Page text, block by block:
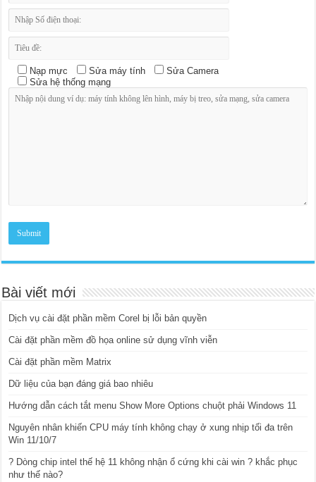
Nạp mực Sửa máy tính
Sửa Camera
Sửa hệ thống mạng
Bài viết mới
Dịch vụ cài đặt phần mềm Corel bị lỗi bản quyền
Cài đặt phần mềm đồ họa online sử dụng vĩnh viễn
Cài đặt phần mềm Matrix
Dữ liệu của bạn đáng giá bao nhiêu
Hướng dẫn cách tắt menu Show More Options chuột phải Windows 11
Nguyên nhân khiến CPU máy tính không chạy ở xung nhịp tối đa trên
Win 11/10/7
? Dòng chip intel thế hệ 11 không nhận ổ cứng khi cài win ? khắc phục
như thế nào?